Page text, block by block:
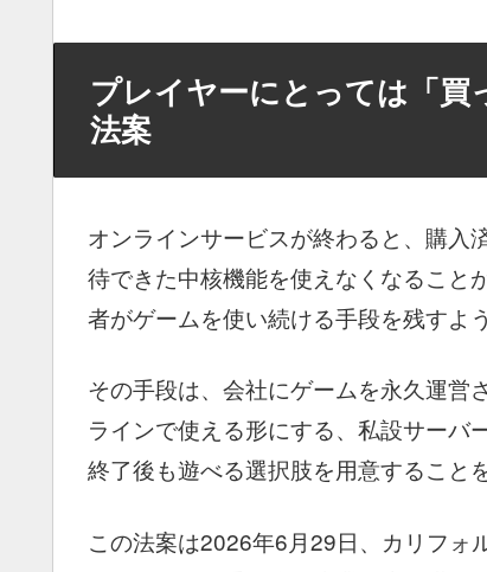
プレイヤーにとっては「
法案
オンラインサービスが終わると、購入
待できた中核機能を使えなくなること
者がゲームを使い続ける手段を残すよ
その手段は、会社にゲームを永久運営
ラインで使える形にする、私設サーバ
終了後も遊べる選択肢を用意すること
この法案は2026年6月29日、カリフ